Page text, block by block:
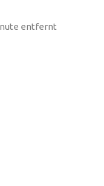
entfernt